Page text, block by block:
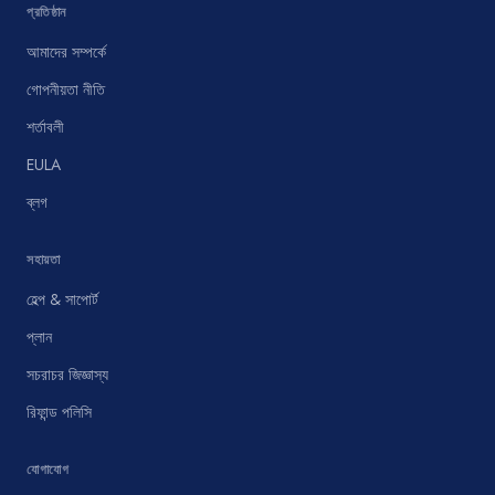
প্রতিষ্ঠান
আমাদের সম্পর্কে
গোপনীয়তা নীতি
শর্তাবলী
EULA
ব্লগ
সহায়তা
হেল্প & সাপোর্ট
প্লান
সচরাচর জিজ্ঞাস্য
রিফান্ড পলিসি
যোগাযোগ